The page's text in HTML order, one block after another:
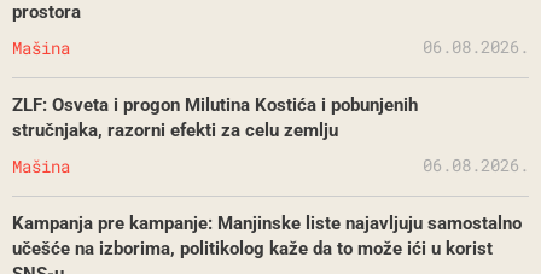
prostora
Mašina 06.08.2026.
ZLF: Osveta i progon Milutina Kostića i pobunjenih
stručnjaka, razorni efekti za celu zemlju
Mašina 06.08.2026.
Kampanja pre kampanje: Manjinske liste najavljuju samostalno
učešće na izborima, politikolog kaže da to može ići u korist